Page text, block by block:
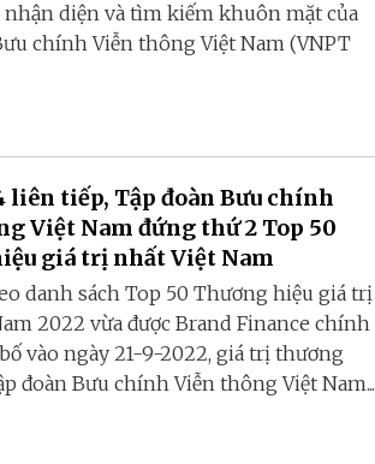
diện và tìm kiếm khuôn mặt của
chính Viễn thông Việt Nam (VNPT
liên tiếp, Tập đoàn Bưu chính
Việt Nam đứng thứ 2 Top 50
giá trị nhất Việt Nam
danh sách Top 50 Thương hiệu giá trị
2022 vừa được Brand Finance chính
vào ngày 21-9-2022, giá trị thương
đoàn Bưu chính Viễn thông Việt Nam...